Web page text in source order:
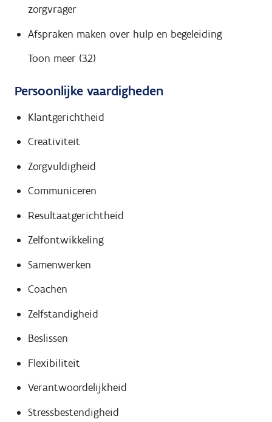
zorgvrager
Afspraken maken over hulp en begeleiding
Toon meer (32)
Persoonlijke vaardigheden
Klantgerichtheid
Creativiteit
Zorgvuldigheid
Communiceren
Resultaatgerichtheid
Zelfontwikkeling
Samenwerken
Coachen
Zelfstandigheid
Beslissen
Flexibiliteit
Verantwoordelijkheid
Stressbestendigheid